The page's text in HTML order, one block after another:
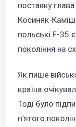
поставку
Косиняк-
польські F-35
покоління на
Як пише
країна
Тоді було
п'ятого